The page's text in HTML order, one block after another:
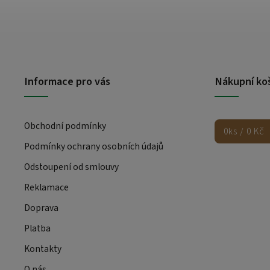
Informace pro vás
Obchodní podmínky
Podmínky ochrany osobních údajů
Odstoupení od smlouvy
Reklamace
Doprava
Platba
Kontakty
Nákupní
0ks / 0 Kč